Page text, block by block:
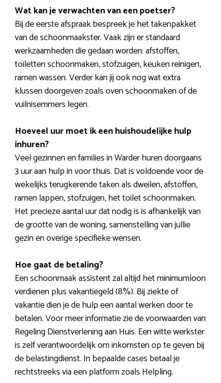
Wat kan je verwachten van een poetser?
Bij de eerste afspraak bespreek je het takenpakket
van de schoonmaakster. Vaak zijn er standaard
werkzaamheden die gedaan worden: afstoffen,
toiletten schoonmaken, stofzuigen, keuken reinigen,
ramen wassen. Verder kan jij ook nog wat extra
klussen doorgeven zoals oven schoonmaken of de
vuilnisemmers legen.
Hoeveel uur moet ik een huishoudelijke hulp
inhuren?
Veel gezinnen en families in Warder huren doorgaans
3 uur aan hulp in voor thuis. Dat is voldoende voor de
wekelijks terugkerende taken als dweilen, afstoffen,
ramen lappen, stofzuigen, het toilet schoonmaken.
Het precieze aantal uur dat nodig is is afhankelijk van
de grootte van de woning, samenstelling van jullie
gezin en overige specifieke wensen.
Hoe gaat de betaling?
Een schoonmaak assistent zal altijd het minimumloon
verdienen plus vakantiegeld (8%). Bij ziekte of
vakantie dien je de hulp een aantal werken door te
betalen. Voor meer informatie zie de voorwaarden van
Regeling Dienstverlening aan Huis. Een witte werkster
is zelf verantwoordelijk om inkomsten op te geven bij
de belastingdienst. In bepaalde cases betaal je
rechtstreeks via een platform zoals Helpling.